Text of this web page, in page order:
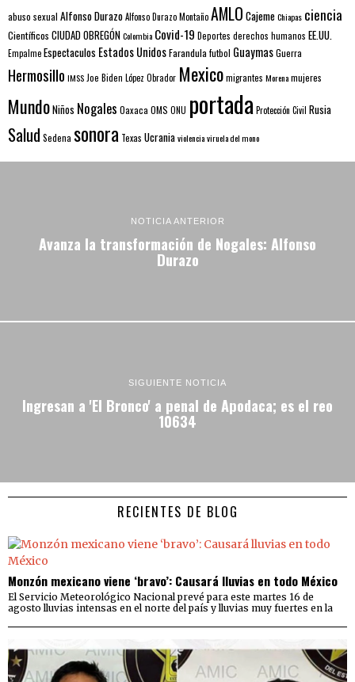
abuso sexual Alfonso DurazoAlfonso Durazo MontañoAMLO CajemeChiapas ciencia
Científicos CIUDAD OBREGÓNColombia Covid-19 Deportes derechos humanos EE.UU.
EmpalmeEspectaculos Estados UnidosFarandula futbol GuaymasGuerra
Hermosillo IMSS Joe Biden López Obrador Mexicomigrantes Morenamujeres
MundoNiños Nogales Oaxaca OMS ONU portada Protección Civil Rusia
Salud Sedena sonora Texas Ucraniaviolenciaviruela del mono
NOTICIA ANTERIOR
Avanza la transformación de Nogales: Alfonso
Durazo
SIGUIENTE NOTICIA
Ingresan a 'El Bronco' a penal de Apodaca; es el reo
10634
RECIENTES DE BLOG
Monzón mexicano viene ‘bravo’: Causará lluvias en todo México
El Servicio Meteorológico Nacional prevé para este martes 16 de
agosto lluvias intensas en el norte del país y lluvias muy fuertes en la